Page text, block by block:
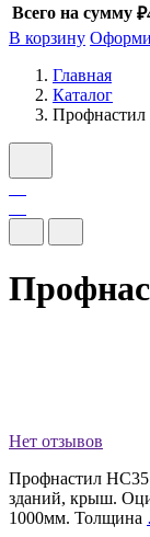
Всего на сумму
В корзину
Главная
Каталог
Нет отзывов
Профнастил HС35
зданий, крыш.
1000мм. Толщина